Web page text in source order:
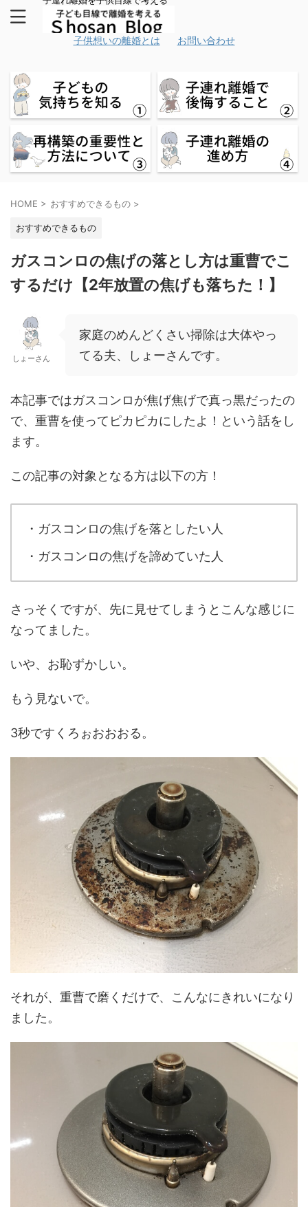
子供想いの離婚とは お問い合わせ
HOME > おすすめできるもの >
おすすめできるもの
ガスコンロの焦げの落とし方は重曹でこ
するだけ【2年放置の焦げも落ちた！】
しょーさん
家庭のめんどくさい掃除は大体やっ
てる夫、しょーさんです。
本記事ではガスコンロが焦げ焦げで真っ黒だったの
で、重曹を使ってピカピカにしたよ！という話をし
ます。
この記事の対象となる方は以下の方！
・ガスコンロの焦げを落としたい人
・ガスコンロの焦げを諦めていた人
さっそくですが、先に見せてしまうとこんな感じに
なってました。
いや、お恥ずかしい。
もう見ないで。
3秒ですくろぉおおおる。
それが、重曹で磨くだけで、こんなにきれいになり
ました。